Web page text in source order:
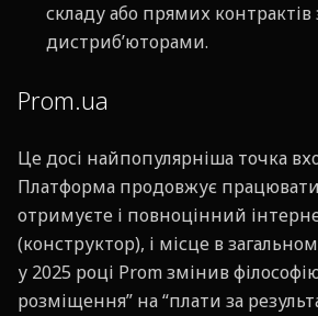
складу або прямих контрактів
дистриб’юторами.
Prom.ua
Це досі найпопулярніша точка
Платформа продовжує працювати
отримуєте і повноцінний
(конструктор), і місце в
у 2025 році Prom змінив
розміщення” на “плати за